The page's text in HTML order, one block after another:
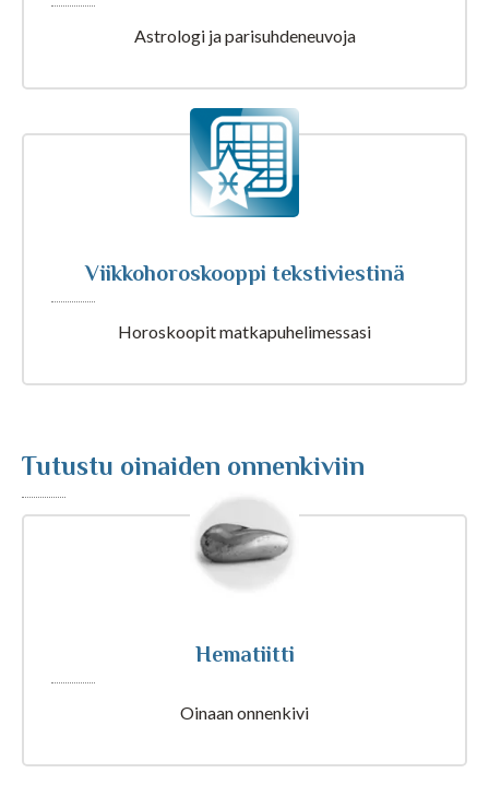
Kaikki Tajunnanvirta palvelut
Tajunnanvirta Tarotpöytä
Tajunnanvirta Kädestäennustaja
Tajunnanvirta Päivänväri
Tulkinta unesta
Astrologi ja parisuhdeneuvoja
Viikkohoroskooppi tekstiviestinä
Horoskoopit matkapuhelimessasi
Tutustu oinaiden onnenkiviin
Hematiitti
Oinaan onnenkivi